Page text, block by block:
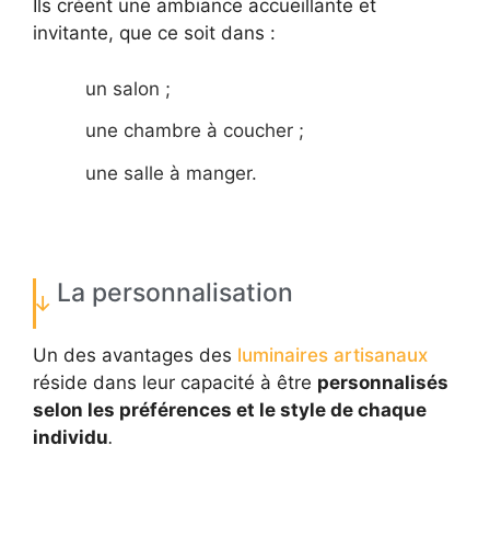
Ils créent une ambiance accueillante et
invitante, que ce soit dans :
un salon ;
une chambre à coucher ;
une salle à manger.
La personnalisation
Un des avantages des luminaires artisanaux
réside dans leur capacité à être personnalisés
selon les préférences et le style de chaque
individu.